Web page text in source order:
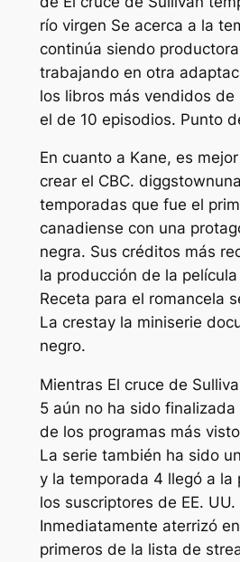
río virgen Se acerca a la
continúa siendo
trabajando en otra
los libros más vendidos de
el de 10 episodios. Punto
En cuanto a Kane, es
crear el CBC. diggstown
temporadas que fue el
canadiense con una
negra. Sus créditos más
la producción de la
Receta para el romancela
La crestay la miniserie
negro.
Mientras El cruce de
5 aún no ha sido finalizada
de los programas más
La serie también ha sido
y la temporada 4 llegó a la
los suscriptores de EE.
Inmediatamente aterrizó
primeros de la lista de